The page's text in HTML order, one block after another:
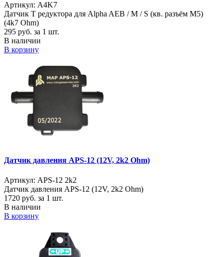
Артикул: A4K7
Датчик Т редуктора для Alpha AEB / M / S (кв. разъём M5)
(4k7 Ohm)
295 руб. за 1 шт.
В наличии
В корзину
Датчик давления APS-12 (12V, 2k2 Ohm)
Артикул: APS-12 2k2
Датчик давления APS-12 (12V, 2k2 Ohm)
1720 руб. за 1 шт.
В наличии
В корзину